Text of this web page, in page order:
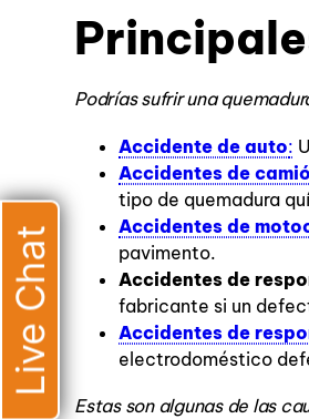
Podrías sufrir una
Accidente de auto:
Accidentes de
tipo de quemadura
Accidentes de
pavimento.
Accidentes de
fabricante si un
Accidentes de
electrodoméstico
Estas son algunas de las
Live Chat